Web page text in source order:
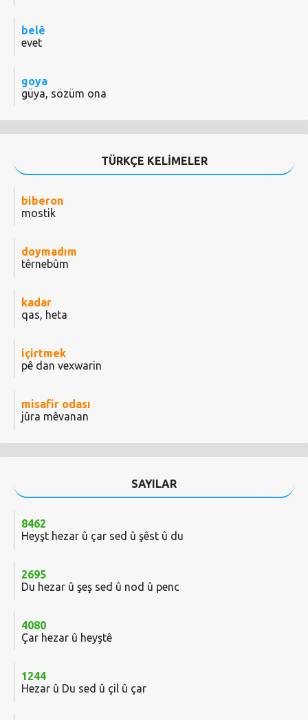
belê
evet
goya
güya, sözüm ona
TÜRKÇE KELİMELER
biberon
mostik
doymadım
têrnebûm
kadar
qas, heta
içirtmek
pê dan vexwarin
misafir odası
jûra mêvanan
SAYILAR
8462
Heyşt hezar û çar sed û şêst û du
2695
Du hezar û şeş sed û nod û penc
4080
Çar hezar û heyştê
1244
Hezar û Du sed û çil û çar